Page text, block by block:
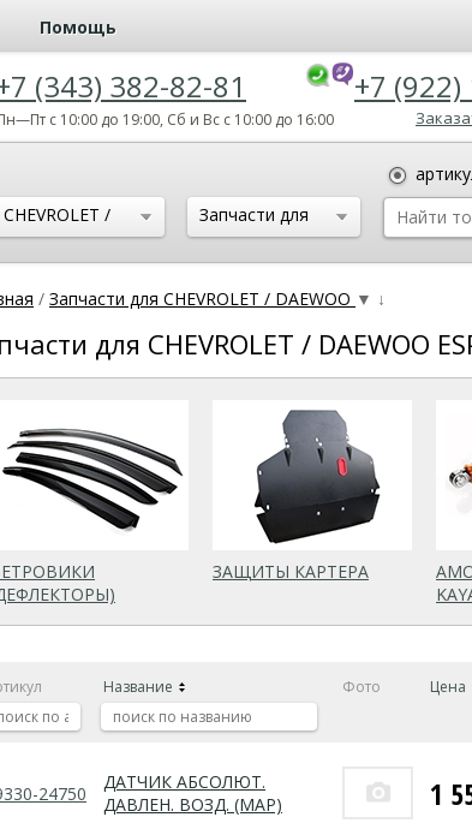
Помощь
(343) 382-82-81 +7
с 10:00 до 19:00, Сб и Вс с 10:00 до 16:00
CHEVROLET /
DAEWOO
Запчасти для
CHEVROLET /
DAEWOO ESPERO
/ Запчасти для CHEVROLET / DAEWOO ▼ ↓
для CHEVROLET / DAEWOO
ЗАЩИТЫ КАРТЕРА
Название Фото Цена
24750
ДАТЧИК АБСОЛЮТ.
ДАВЛЕН. ВОЗД. (MAP)
1